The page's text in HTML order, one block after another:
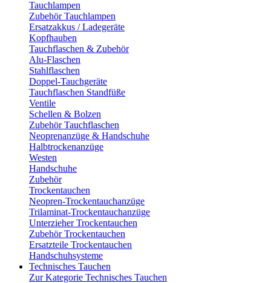
Tauchlampen
Zubehör Tauchlampen
Ersatzakkus / Ladegeräte
Kopfhauben
Tauchflaschen & Zubehör
Alu-Flaschen
Stahlflaschen
Doppel-Tauchgeräte
Tauchflaschen Standfüße
Ventile
Schellen & Bolzen
Zubehör Tauchflaschen
Neoprenanzüge & Handschuhe
Halbtrockenanzüge
Westen
Handschuhe
Zubehör
Trockentauchen
Neopren-Trockentauchanzüge
Trilaminat-Trockentauchanzüge
Unterzieher Trockentauchen
Zubehör Trockentauchen
Ersatzteile Trockentauchen
Handschuhsysteme
Technisches Tauchen
Zur Kategorie Technisches Tauchen